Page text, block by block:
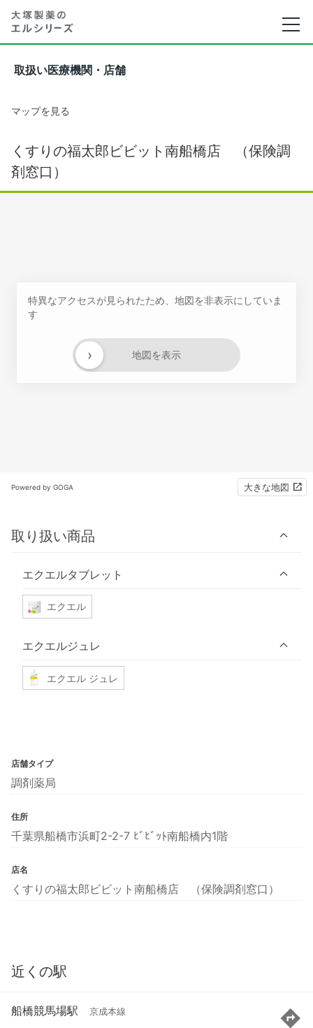
取扱い医療機関・店舗
マップを見る
くすりの福太郎ビビット南船橋店 （保険調
剤窓口）
特異なアクセスが見られたため、地図を非表示にしていま
す
地図を表示
›
Powered by GOGA 大きな地図
取り扱い商品
エクエルタブレット
エクエル
エクエルジュレ
エクエル ジュレ
店舗タイプ
調剤薬局
住所
千葉県船橋市浜町2-2-7 ﾋﾞﾋﾞｯﾄ南船橋内1階
店名
くすりの福太郎ビビット南船橋店 （保険調剤窓口）
近くの駅
船橋競馬場駅 京成本線